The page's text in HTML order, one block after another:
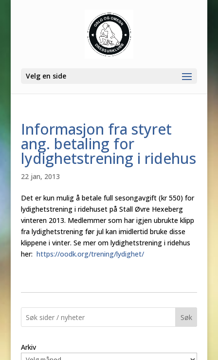
Velg en side
Informasjon fra styret
ang. betaling for
lydighetstrening i ridehus
22 jan, 2013
Det er kun mulig å betale full sesongavgift (kr 550) for
lydighetstrening i ridehuset på Stall Øvre Hexeberg
vinteren 2013. Medlemmer som har igjen ubrukte klipp
fra lydighetstrening før jul kan imidlertid bruke disse
klippene i vinter. Se mer om lydighetstrening i ridehus
her: https://oodk.org/trening/lydighet/
Søk
Arkiv